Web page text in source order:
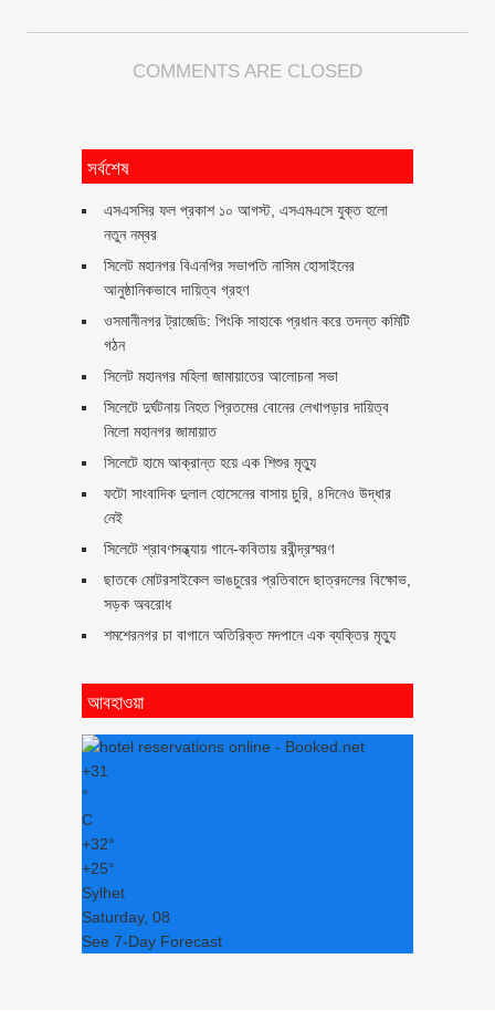
COMMENTS ARE CLOSED
সর্বশেষ
এসএসসির ফল প্রকাশ ১০ আগস্ট, এসএমএসে যুক্ত হলো
নতুন নম্বর
সিলেট মহানগর বিএনপির সভাপতি নাসিম হোসাইনের
আনুষ্ঠানিকভাবে দায়িত্ব গ্রহণ
ওসমানীনগর ট্রাজেডি: পিংকি সাহাকে প্রধান করে তদন্ত কমিটি
গঠন
সিলেট মহানগর মহিলা জামায়াতের আলোচনা সভা
সিলেটে দুর্ঘটনায় নিহত প্রিতমের বোনের লেখাপড়ার দায়িত্ব
নিলো মহানগর জামায়াত
সিলেটে হামে আক্রান্ত হয়ে এক শিশুর মৃত্যু
ফটো সাংবাদিক দুলাল হোসেনের বাসায় চুরি, ৪দিনেও উদ্ধার
নেই
সিলেটে শ্রাবণসন্ধ্যায় গানে-কবিতায় রবীন্দ্রস্মরণ
ছাতকে মোটরসাইকেল ভাঙচুরের প্রতিবাদে ছাত্রদলের বিক্ষোভ,
সড়ক অবরোধ
শমশেরনগর চা বাগানে অতিরিক্ত মদপানে এক ব্যক্তির মৃত্যু
আবহাওয়া
+31
°
C
+32°
+25°
Sylhet
Saturday, 08
See 7-Day Forecast